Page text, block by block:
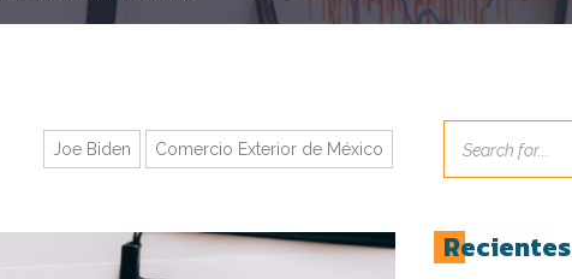
Comercio Exterior de México
Joe Biden
Recientes